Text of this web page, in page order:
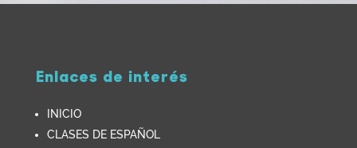
Enlaces de interés
INICIO
CLASES DE ESPAÑOL